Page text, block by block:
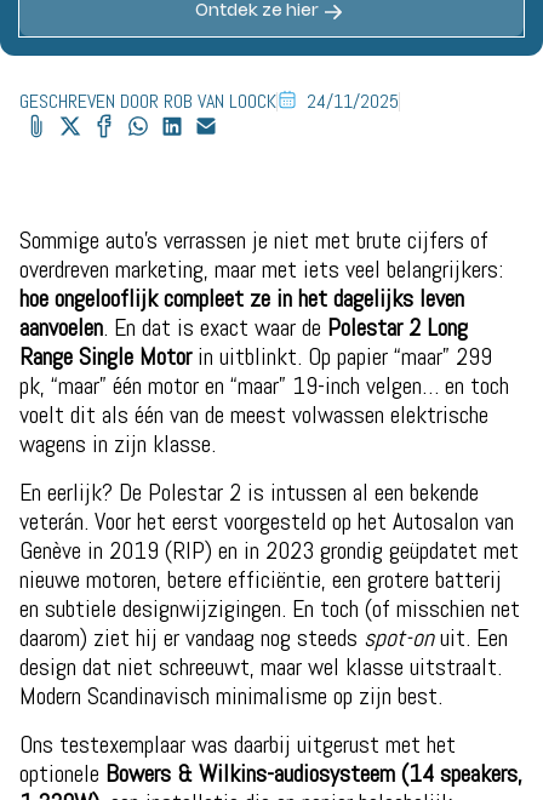
Ontdek ze hier
GESCHREVEN DOOR ROB VAN LOOCK 24/11/2025
Sommige auto’s verrassen je niet met brute cijfers of
overdreven marketing, maar met iets veel belangrijkers:
hoe ongelooflijk compleet ze in het dagelijks leven
aanvoelen. En dat is exact waar de Polestar 2 Long
Range Single Motorin uitblinkt. Op papier “maar” 299
pk, “maar” één motor en “maar” 19-inch velgen… en toch
voelt dit als één van de meest volwassen elektrische
wagens in zijn klasse.
En eerlijk? De Polestar 2 is intussen al een bekende
veterán. Voor het eerst voorgesteld op het Autosalon van
Genève in 2019 (RIP) en in 2023 grondig geüpdatet met
nieuwe motoren, betere efficiëntie, een grotere batterij
en subtiele designwijzigingen. En toch (of misschien net
daarom) ziet hij er vandaag nog steeds spot-onuit. Een
design dat niet schreeuwt, maar wel klasse uitstraalt.
Modern Scandinavisch minimalisme op zijn best.
Ons testexemplaar was daarbij uitgerust met het
optionele Bowers & Wilkins-audiosysteem (14 speakers,